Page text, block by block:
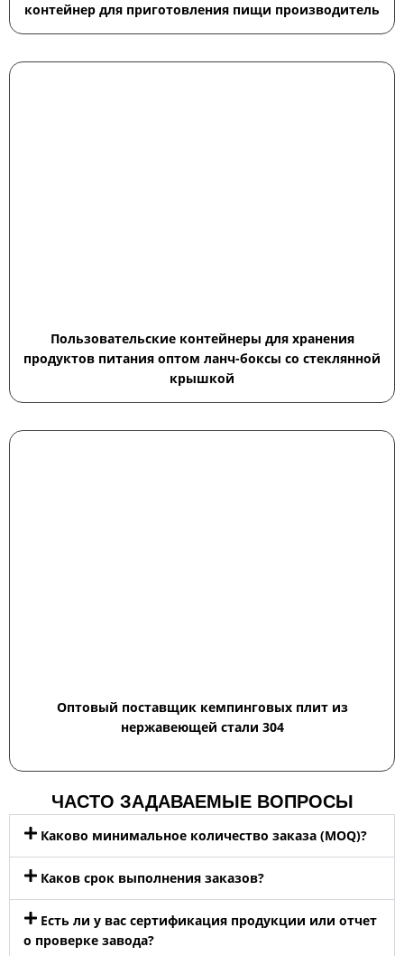
контейнер для приготовления пищи производитель
Пользовательские контейнеры для хранения
продуктов питания оптом ланч-боксы со стеклянной
крышкой
Оптовый поставщик кемпинговых плит из
нержавеющей стали 304
ЧАСТО ЗАДАВАЕМЫЕ ВОПРОСЫ
Каково минимальное количество заказа (MOQ)?
Каков срок выполнения заказов?
Есть ли у вас сертификация продукции или отчет
о проверке завода?